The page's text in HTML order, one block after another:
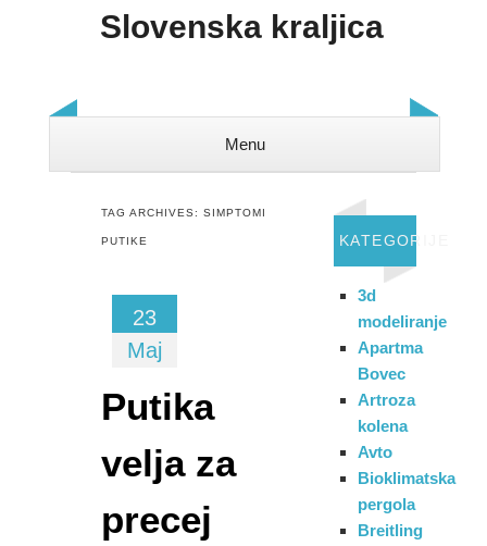
Slovenska kraljica
Menu
TAG ARCHIVES:SIMPTOMI
PUTIKE
23
Maj
Putika
velja za
precej
KATEGORIJE
3d
modeliranje
Apartma
Bovec
Artroza
kolena
Avto
Bioklimatska
pergola
Breitling